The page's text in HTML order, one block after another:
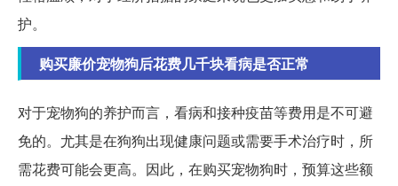
护。
购买廉价宠物狗后花费几千块看病是否正常
对于宠物狗的养护而言，看病和接种疫苗等费用是不可避
免的。尤其是在狗狗出现健康问题或需要手术治疗时，所
需花费可能会更高。因此，在购买宠物狗时，预算这些额